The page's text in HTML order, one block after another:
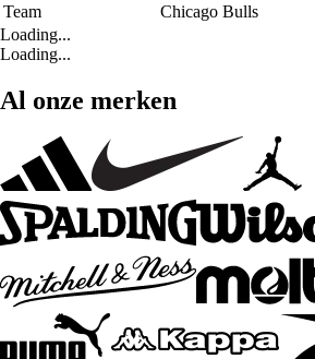
Team
Chicago Bulls
Loading...
Loading...
Al onze merken